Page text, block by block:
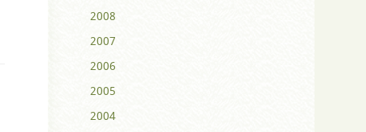
2008
2007
2006
2005
2004